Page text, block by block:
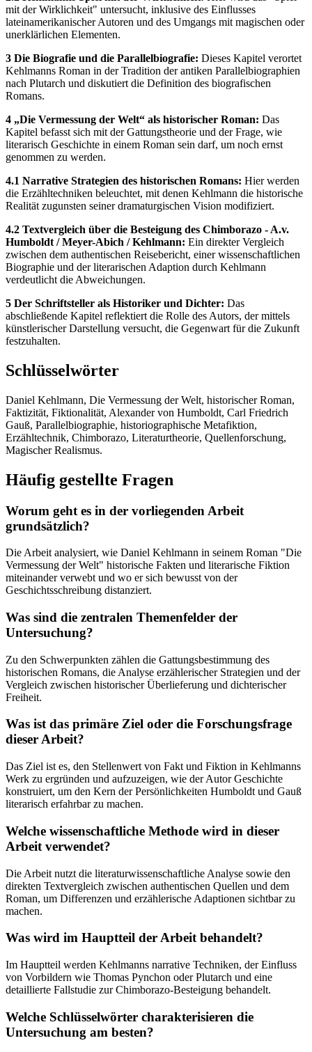
mit der Wirklichkeit" untersucht, inklusive des Einflusses
lateinamerikanischer Autoren und des Umgangs mit magischen oder
unerklärlichen Elementen.
3 Die Biografie und die Parallelbiografie: Dieses Kapitel verortet
Kehlmanns Roman in der Tradition der antiken Parallelbiographien
nach Plutarch und diskutiert die Definition des biografischen
Romans.
4 „Die Vermessung der Welt“ als historischer Roman: Das
Kapitel befasst sich mit der Gattungstheorie und der Frage, wie
literarisch Geschichte in einem Roman sein darf, um noch ernst
genommen zu werden.
4.1 Narrative Strategien des historischen Romans: Hier werden
die Erzähltechniken beleuchtet, mit denen Kehlmann die historische
Realität zugunsten seiner dramaturgischen Vision modifiziert.
4.2 Textvergleich über die Besteigung des Chimborazo - A.v.
Humboldt / Meyer-Abich / Kehlmann: Ein direkter Vergleich
zwischen dem authentischen Reisebericht, einer wissenschaftlichen
Biographie und der literarischen Adaption durch Kehlmann
verdeutlicht die Abweichungen.
5 Der Schriftsteller als Historiker und Dichter: Das
abschließende Kapitel reflektiert die Rolle des Autors, der mittels
künstlerischer Darstellung versucht, die Gegenwart für die Zukunft
festzuhalten.
Schlüsselwörter
Daniel Kehlmann, Die Vermessung der Welt, historischer Roman,
Faktizität, Fiktionalität, Alexander von Humboldt, Carl Friedrich
Gauß, Parallelbiographie, historiographische Metafiktion,
Erzähltechnik, Chimborazo, Literaturtheorie, Quellenforschung,
Magischer Realismus.
Häufig gestellte Fragen
Worum geht es in der vorliegenden Arbeit
grundsätzlich?
Die Arbeit analysiert, wie Daniel Kehlmann in seinem Roman "Die
Vermessung der Welt" historische Fakten und literarische Fiktion
miteinander verwebt und wo er sich bewusst von der
Geschichtsschreibung distanziert.
Was sind die zentralen Themenfelder der
Untersuchung?
Zu den Schwerpunkten zählen die Gattungsbestimmung des
historischen Romans, die Analyse erzählerischer Strategien und der
Vergleich zwischen historischer Überlieferung und dichterischer
Freiheit.
Was ist das primäre Ziel oder die Forschungsfrage
dieser Arbeit?
Das Ziel ist es, den Stellenwert von Fakt und Fiktion in Kehlmanns
Werk zu ergründen und aufzuzeigen, wie der Autor Geschichte
konstruiert, um den Kern der Persönlichkeiten Humboldt und Gauß
literarisch erfahrbar zu machen.
Welche wissenschaftliche Methode wird in dieser
Arbeit verwendet?
Die Arbeit nutzt die literaturwissenschaftliche Analyse sowie den
direkten Textvergleich zwischen authentischen Quellen und dem
Roman, um Differenzen und erzählerische Adaptionen sichtbar zu
machen.
Was wird im Hauptteil der Arbeit behandelt?
Im Hauptteil werden Kehlmanns narrative Techniken, der Einfluss
von Vorbildern wie Thomas Pynchon oder Plutarch und eine
detaillierte Fallstudie zur Chimborazo-Besteigung behandelt.
Welche Schlüsselwörter charakterisieren die
Untersuchung am besten?